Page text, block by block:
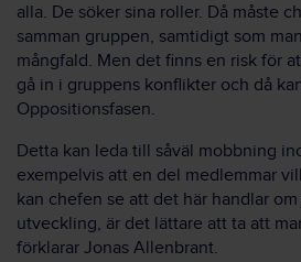
alla. De söker sina roller. Då måste
samman gruppen, samtidigt som
mångfald. Men det finns en risk för
gå in i gruppens konflikter och då
Oppositionsfasen.
Detta kan leda till såväl mobbning
exempelvis att en del medlemmar
kan chefen se att det här handlar
utveckling, är det lättare att ta att
förklarar Jonas Allenbrant.